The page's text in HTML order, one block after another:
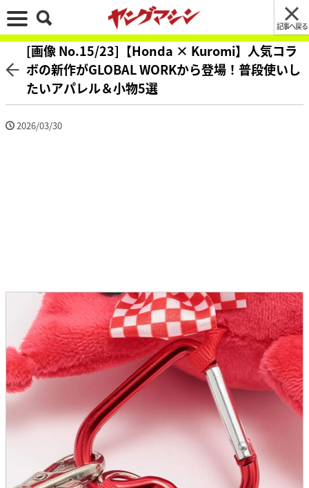
記事へ戻る
[画像 No.15/23]【Honda × Kuromi】人気コラ
ボの新作がGLOBAL WORKから登場！普段使いし
たいアパレル＆小物5選
2026/03/30